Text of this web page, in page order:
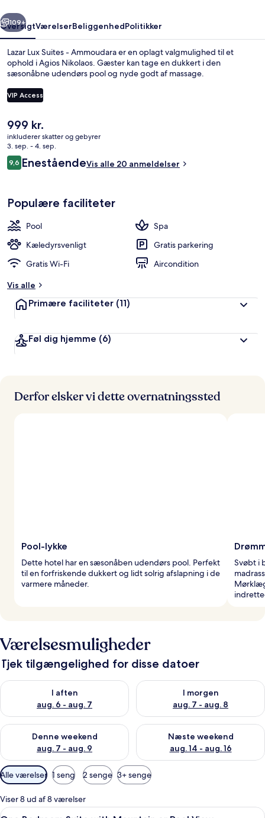
Næste
109+
OversigtVærelserBeliggenhedPolitikker
Lazar Lux Suites - Ammoudara er en oplagt valgmulighed til et
ophold i Agios Nikolaos. Gæster kan tage en dukkert i den
sæsonåbne udendørs pool og nyde godt af massage.
VIP Access
Den
nuværende
pris
er
999 kr.
999 kr.
inkluderer skatter og gebyrer
3. sep. - 4. sep.
Anmeldelser
9,69,6 ud af 10.
EneståendeVis alle 20 anmeldelser
Populære faciliteter
Pool
Spa
Kæledyrsvenligt
Gratis parkering
Gratis Wi-Fi
Aircondition
Vis alle
Primære faciliteter (11)
Føl dig hjemme (6)
Derfor elsker vi dette overnatningssted
Pool-lykke
Dette hotel har en sæsonåben udendørs pool. Perfekt
til en forfriskende dukkert og lidt solrig afslapning i de
varmere måneder.
Svøbt i
Værelsesmuligheder
Tjek tilgængelighed for disse datoer
I aften
aug. 6 - aug. 7
Tjek tilgængelighed for i aften aug. 6 - aug. 7
I morgen
aug. 7 - aug. 8
Tjek tilgængelighed for i
Denne weekend
aug. 7 - aug. 9
Tjek tilgængelighed for denne weekend aug. 7 - aug. 9
Næste weekend
aug. 14 - aug. 16
Tjek tilgængelighed for næste
Tilgængelige
filtre
for
værelser
Alle værelser 1 seng 2 senge 3+ senge
Viser 8 ud af 8 værelser
Indlæs
Et moderne soveværelse med seng,